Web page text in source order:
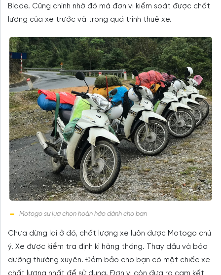
Blade. Cũng chính nhờ đó mà đơn vị kiểm soát được chất
lượng của xe trước và trong quá trình thuê xe.
Motogo sự lựa chọn hoàn hảo dành cho bạn
Chưa dừng lại ở đó, chất lượng xe luôn được Motogo chú
ý. Xe được kiểm tra định kì hàng tháng. Thay dầu và bảo
dưỡng thường xuyên. Đảm bảo cho bạn có một chiếc xe